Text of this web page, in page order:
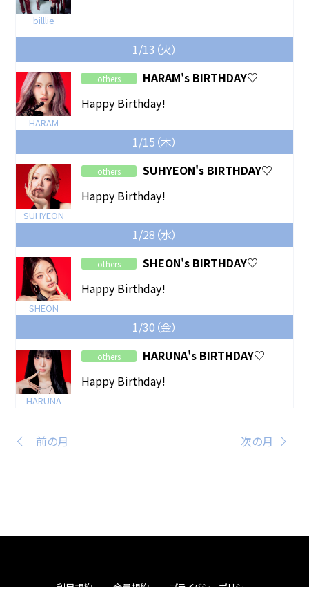
billlie
1/13（火）
HARAM
others
HARAM's BIRTHDAY♡
Happy Birthday!
1/15（木）
SUHYEON
others
SUHYEON's BIRTHDAY♡
Happy Birthday!
1/28（水）
SHEON
others
SHEON's BIRTHDAY♡
Happy Birthday!
1/30（金）
HARUNA
others
HARUNA's BIRTHDAY♡
Happy Birthday!
前の月 次の月
利用規約 会員規約 プライバシーポリシー